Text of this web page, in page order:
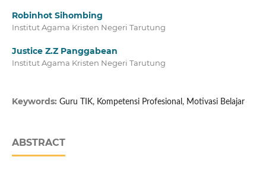
Robinhot Sihombing
Institut Agama Kristen Negeri Tarutung
Justice Z.Z Panggabean
Institut Agama Kristen Negeri Tarutung
Keywords: Guru TIK, Kompetensi Profesional, Motivasi Belajar
ABSTRACT